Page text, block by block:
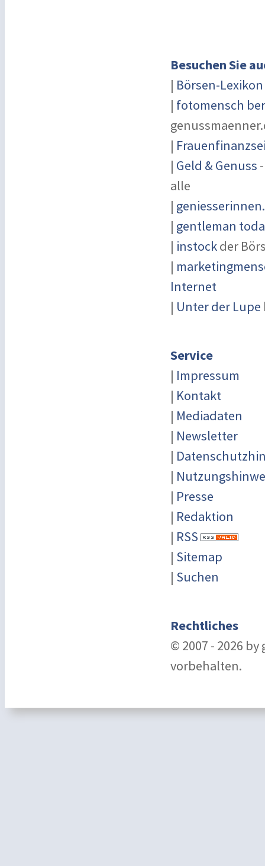
Besuchen Sie
| Börsen-Lexikon
| fotomensch
|
| Geld & Genuss
alle
|
| gentleman
| instockder
|
Internet
| Unter der Lupe
Service
| Impressum
| Kontakt
| Mediadaten
| Newsletter
|
|
| Presse
| Redaktion
| RSS
| Sitemap
| Suchen
Rechtliches
© 2007 - 2026
vorbehalten.